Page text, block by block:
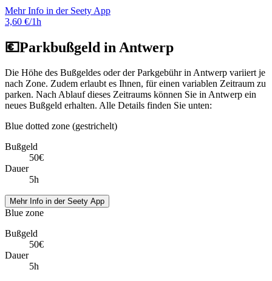
Mehr Info in der Seety App
3,60 €/1h
💶Parkbußgeld in Antwerp
Die Höhe des Bußgeldes oder der Parkgebühr in Antwerp variiert je
nach Zone. Zudem erlaubt es Ihnen, für einen variablen Zeitraum zu
parken. Nach Ablauf dieses Zeitraums können Sie in Antwerp ein
neues Bußgeld erhalten. Alle Details finden Sie unten:
Blue dotted zone (gestrichelt)
Bußgeld
50€
Dauer
5h
Mehr Info in der Seety App
Blue zone
Bußgeld
50€
Dauer
5h